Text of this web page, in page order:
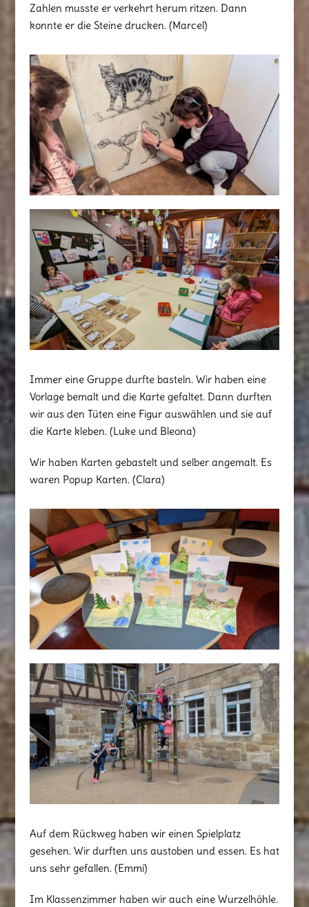
Zahlen musste er verkehrt herum ritzen. Dann
konnte er die Steine drucken. (Marcel)
Immer eine Gruppe durfte basteln. Wir haben eine
Vorlage bemalt und die Karte gefaltet. Dann durften
wir aus den Tüten eine Figur auswählen und sie auf
die Karte kleben. (Luke und Bleona)
Wir haben Karten gebastelt und selber angemalt. Es
waren Popup Karten. (Clara)
Auf dem Rückweg haben wir einen Spielplatz
gesehen. Wir durften uns austoben und essen. Es hat
uns sehr gefallen. (Emmi)
Im Klassenzimmer haben wir auch eine Wurzelhöhle.